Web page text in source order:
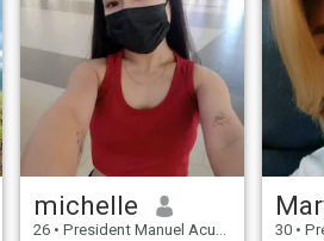
michelle
26 • President Manuel Acuña Roxas, Zamboanga del Norte, Philippin...
30 •